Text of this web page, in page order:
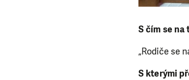
S čím se
„Rodiče se
S kterými